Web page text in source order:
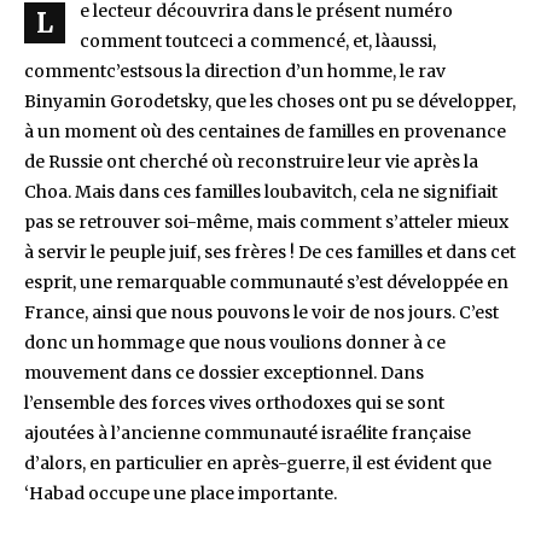
L
e lecteur découvrira dans le présent numéro
comment toutceci a commencé, et, làaussi,
commentc’estsous la direction d’un homme, le rav
Binyamin Gorodetsky, que les choses ont pu se développer,
à un moment où des centaines de familles en provenance
de Russie ont cherché où reconstruire leur vie après la
Choa. Mais dans ces familles loubavitch, cela ne signifiait
pas se retrouver soi-même, mais comment s’atteler mieux
à servir le peuple juif, ses frères ! De ces familles et dans cet
esprit, une remarquable communauté s’est développée en
France, ainsi que nous pouvons le voir de nos jours. C’est
donc un hommage que nous voulions donner à ce
mouvement dans ce dossier exceptionnel. Dans
l’ensemble des forces vives orthodoxes qui se sont
ajoutées à l’ancienne communauté israélite française
d’alors, en particulier en après-guerre, il est évident que
‘Habad occupe une place importante.